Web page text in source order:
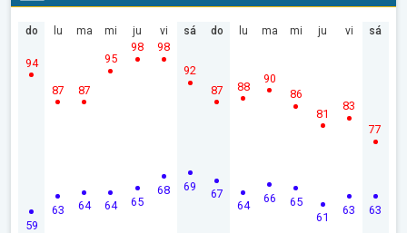
do
59
94
lu
63
87
ma
64
87
mi
64
95
ju
65
98
vi
68
98
sá
69
92
do
67
87
lu
64
88
ma
66
90
mi
65
86
ju
61
81
vi
63
83
sá
63
77